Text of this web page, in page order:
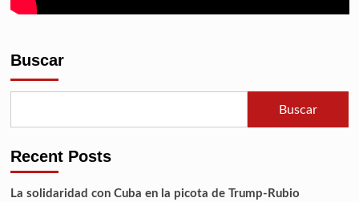
Buscar
Buscar
Recent Posts
La solidaridad con Cuba en la picota de Trump-Rubio